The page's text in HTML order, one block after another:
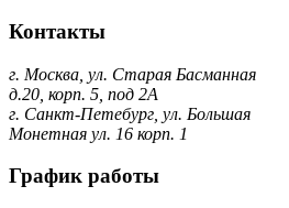
Контакты
г. Москва, ул. Старая Басманная
д.20, корп. 5, под 2А
г. Санкт-Петебург, ул. Большая
Монетная ул. 16 корп. 1
График работы